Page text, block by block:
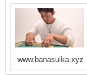
www.banasuika.xyz